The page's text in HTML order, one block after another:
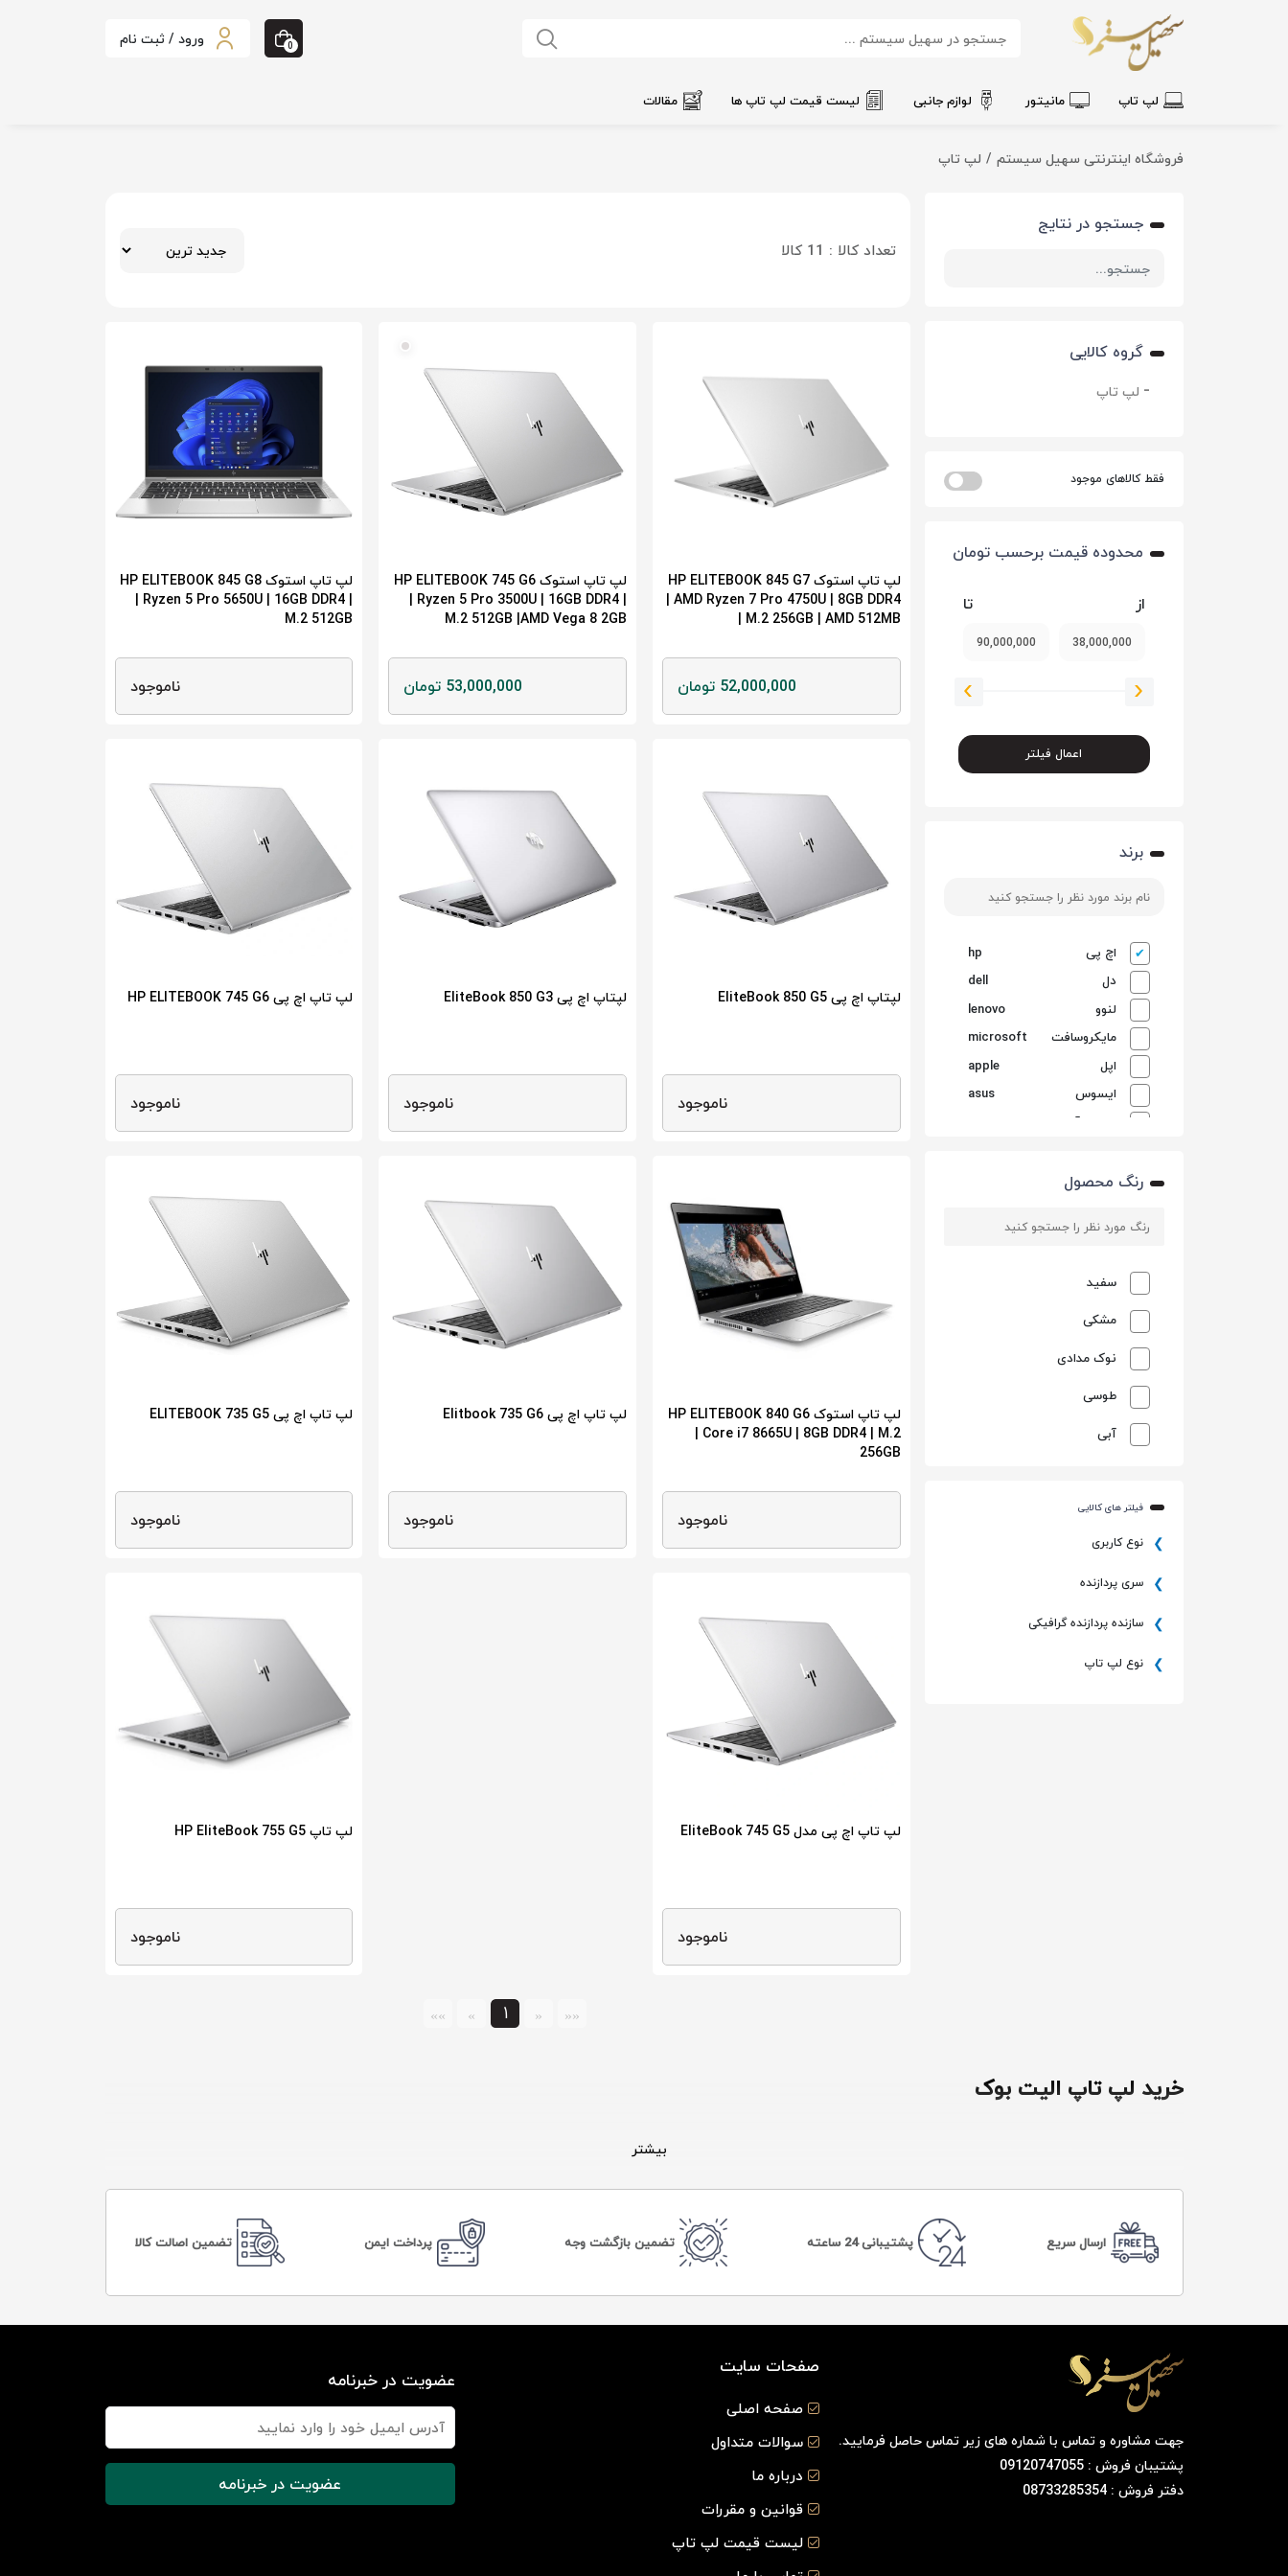
0 ورود / ثبت نام
لپ تاپ مانیتور لوازم جانبی لیست قیمت لپ تاپ ها مقالات
فروشگاه اینترنتی سهیل سیستم لپ تاپ
جستجو در نتایج
گروه کالایی
لپ تاپ
فقط کالاهای موجود
محدوده قیمت برحسب تومان
از
تا
اعمال فیلتر
برند
اچ پی
hp
دل
dell
لنوو
lenovo
مایکروسافت
microsoft
اپل
apple
ایسوس
asus
ام اس آِی
رنگ محصول
سفید
مشکی
نوک مدادی
طوسی
آبی
عنابی
فیلتر های کالایی
نوع کاربری
سری پردازنده
سازنده پردازنده گرافیکی
نوع لپ تاپ
تعداد کالا : 11 کالا
لپ تاپ استوک HP ELITEBOOK 845 G7
| AMD Ryzen 7 Pro 4750U | 8GB DDR4
| M.2 256GB | AMD 512MB
52,000,000 تومان
لپ تاپ استوک HP ELITEBOOK 745 G6
| Ryzen 5 Pro 3500U | 16GB DDR4 |
M.2 512GB |AMD Vega 8 2GB
53,000,000 تومان
لپ تاپ استوک HP ELITEBOOK 845 G8
| Ryzen 5 Pro 5650U | 16GB DDR4 |
M.2 512GB
ناموجود
لپتاپ اچ پی EliteBook 850 G5
ناموجود
لپتاپ اچ پی EliteBook 850 G3
ناموجود
لپ تاپ اچ پی HP ELITEBOOK 745 G6
ناموجود
لپ تاپ استوک HP ELITEBOOK 840 G6
| Core i7 8665U | 8GB DDR4 | M.2
256GB
ناموجود
لپ تاپ اچ پی Elitbook 735 G6
ناموجود
لپ تاپ اچ پی ELITEBOOK 735 G5
ناموجود
لپ تاپ اچ پی مدل EliteBook 745 G5
ناموجود
لپ تاپ HP EliteBook 755 G5
ناموجود
««
«
1
»
»»
خرید لپ تاپ الیت بوک
بیشتر
ارسال سریع پشتیبانی 24 ساعته تضمین بازگشت وجه پرداخت ایمن تضمین اصالت کالا
جهت مشاوره و تماس با شماره های زیر تماس حاصل فرمایید.
پشتیبان فروش : 09120747055
دفتر فروش : 08733285354
صفحات سایت
صفحه اصلی
سوالات متداول
درباره ما
قوانین و مقررات
لیست قیمت لپ تاپ
عضویت در خبرنامه
عضویت در خبرنامه